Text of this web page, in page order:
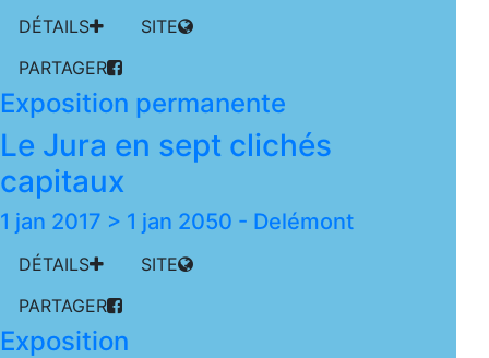
DÉTAILS
SITE
PARTAGER
Exposition permanente
Le Jura en sept clichés
capitaux
1 jan 2017 > 1 jan 2050 - Delémont
DÉTAILS
SITE
PARTAGER
Exposition